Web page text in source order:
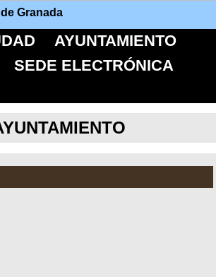
Granada
AYUNTAMIENTO
SEDE ELECTRÓNICA